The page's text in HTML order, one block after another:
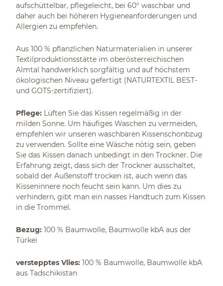
aufschüttelbar, pflegeleicht, bei 60° waschbar und
daher auch bei höheren Hygieneanforderungen und
Allergien zu empfehlen.
Aus 100 % pflanzlichen Naturmaterialien in unserer
Textilproduktionsstätte im oberösterreichischen
Almtal handwerklich sorgfältig und auf höchstem
ökologischen Niveau gefertigt (NATURTEXTIL BEST-
und GOTS-zertifiziert).
Pflege: Lüften Sie das Kissen regelmäßig in der
milden Sonne. Um häufiges Waschen zu vermeiden,
empfehlen wir unseren waschbaren Kissenschonbzug
zu verwenden. Sollte eine Wäsche nötig sein, geben
Sie das Kissen danach unbedingt in den Trockner. Die
Erfahrung zeigt, dass sich der Trockner ausschaltet,
sobald der Außenstoff trocken ist, auch wenn das
Kisseninnere noch feucht sein kann. Um dies zu
verhindern, gibt man ein nasses Handtuch zum Kissen
in die Trommel.
Bezug: 100 % Baumwolle, Baumwolle kbA aus der
Türkei
verstepptes Vlies: 100 % Baumwolle, Baumwolle kbA
aus Tadschikistan